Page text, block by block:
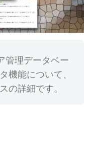
管理データベー
機能について、
の詳細です。